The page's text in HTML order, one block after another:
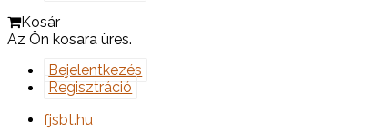
Kosár
Az Ön kosara üres.
Bejelentkezés
Regisztráció
fjsbt.hu